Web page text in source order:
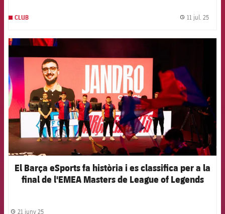
CLUB 11 jul. 25
El Barça eSports fa història i es classifica per a la
final de l'EMEA Masters de League of Legends
21 juny 25